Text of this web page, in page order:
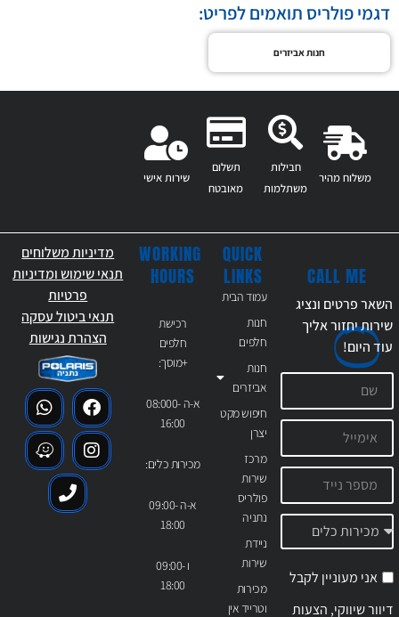
דגמי פולריס תואמים לפריט:
חנות אביזרים
משלוח מהיר
חבילות
משתלמות
תשלום
מאובטח
שירות אישי
QUICK
LINKS
עמוד הבית
חנות
חלפים
חנות
אביזרים
חיפוש מקט
יצרן
מרכז
שירות
פולריס
נתניה
ניידת
שירות
מכירות
וטרייד אין
WORKING
HOURS
רכישת
חלפים
+מוסך:
א-ה 08:000-
16:00
מכירות כלים:
א-ה 09:00-
18:00
ו 09:00-
18:00
CALL ME
השאר פרטים ונציג
שירות יחזור אליך
עודהיום!
אני מעוניין לקבל
דיוור שיווקי, הצעות
מדיניות משלוחים
תנאי שימוש ומדיניות
פרטיות
תנאי ביטול עסקה
הצהרת נגישות